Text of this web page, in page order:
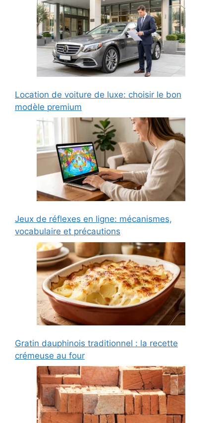
Location de voiture de luxe: choisir le bon
modèle premium
Jeux de réflexes en ligne: mécanismes,
vocabulaire et précautions
Gratin dauphinois traditionnel : la recette
crémeuse au four